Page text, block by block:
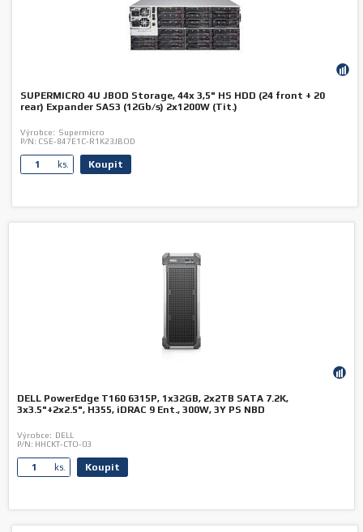
SUPERMICRO 4U JBOD Storage, 44x 3,5" HS HDD (24 front + 20
rear) Expander SAS3 (12Gb/s) 2x1200W (Tit.)
Výrobce: Supermicro
P/N: CSE-847E1C-R1K23JBOD
ks. Koupit
DELL PowerEdge T160 6315P, 1x32GB, 2x2TB SATA 7.2K,
3x3.5"+2x2.5", H355, iDRAC 9 Ent., 300W, 3Y PS NBD
Výrobce: DELL
P/N: HHCKT-CTO-03
ks. Koupit